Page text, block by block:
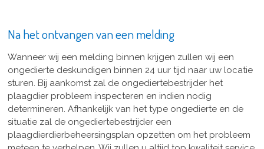
Na het ontvangen van een melding
Wanneer wij een melding binnen krijgen zullen wij een
ongedierte deskundigen binnen 24 uur tijd naar uw locatie
sturen. Bij aankomst zal de ongediertebestrijder het
plaagdier probleem inspecteren en indien nodig
determineren. Afhankelijk van het type ongedierte en de
situatie zal de ongediertebestrijder een
plaagdierdierbeheersingsplan opzetten om het probleem